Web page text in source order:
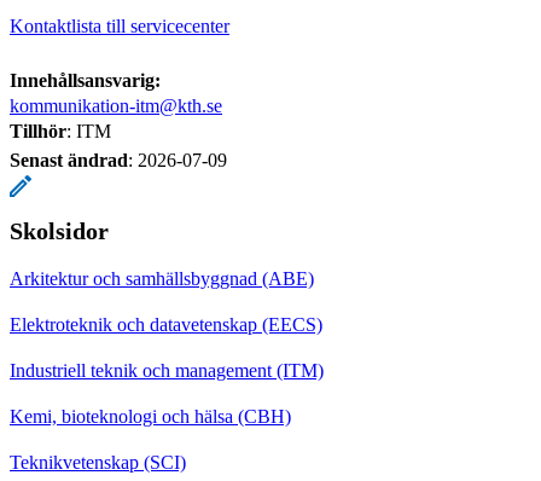
Kontaktlista till servicecenter
Innehållsansvarig:
kommunikation-itm@kth.se
Tillhör: ITM
Senast ändrad: 2026-07-09
Skolsidor
Arkitektur och samhällsbyggnad (ABE)
Elektroteknik och datavetenskap (EECS)
Industriell teknik och management (ITM)
Kemi, bioteknologi och hälsa (CBH)
Teknikvetenskap (SCI)